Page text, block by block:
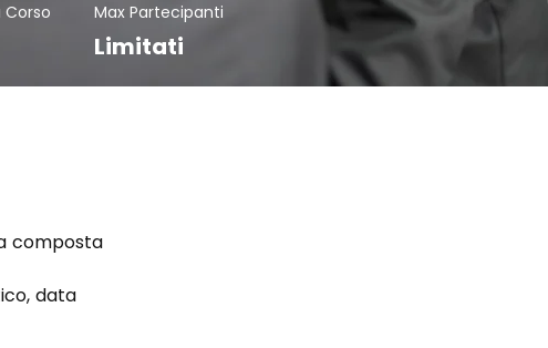
Max Partecipanti
Limitati
composta
data